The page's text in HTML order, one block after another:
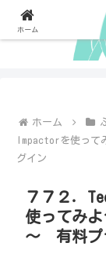
ホーム
Impactorを使っ
グイン
７７２．
使ってみ
～ 有料プ
ホーム